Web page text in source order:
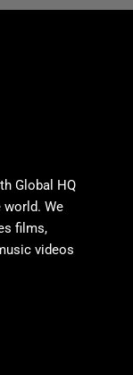
Global HQ
world. We
films,
videos